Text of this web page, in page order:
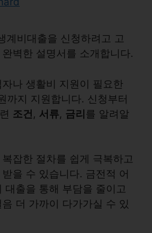
계비대출을 신청하려고 고
벽한 설명서를 소개합니다.
나 생활비 지원이 필요한
까지 지원합니다. 신청부터
조건 , 서류, 금리 를 알려알
잡한 절차를 쉽게 극복하고
을 수 있습니다. 금전적 어
대출을 통해 부담을 줄이고
더 가까이 다가가실 수 있